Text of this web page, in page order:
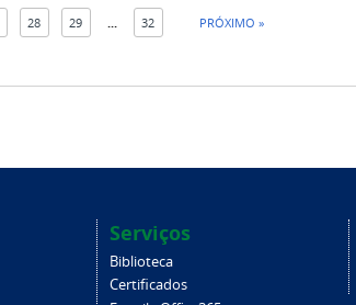
28 29 32 PRÓXIMO »
Serviços
Biblioteca
Certificados